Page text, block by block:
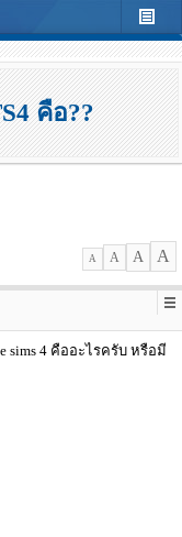
คือ??
A A A A
sims 4 คืออะไรครับ หรือมี